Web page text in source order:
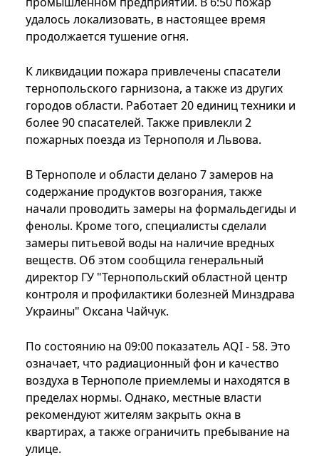
удалось локализовать, в настоящее время
продолжается тушение огня.
К ликвидации пожара привлечены спасатели
тернопольского гарнизона, а также из других
городов области. Работает 20 единиц техники и
более 90 спасателей. Также привлекли 2
пожарных поезда из Тернополя и Львова.
В Тернополе и области делано 7 замеров на
содержание продуктов возгорания, также
начали проводить замеры на формальдегиды и
фенолы. Кроме того, специалисты сделали
замеры питьевой воды на наличие вредных
веществ. Об этом сообщила генеральный
директор ГУ "Тернопольский областной центр
контроля и профилактики болезней Минздрава
Украины" Оксана Чайчук.
По состоянию на 09:00 показатель AQI - 58. Это
означает, что радиационный фон и качество
воздуха в Тернополе приемлемы и находятся в
пределах нормы. Однако, местные власти
рекомендуют жителям закрыть окна в
квартирах, а также ограничить пребывание на
улице.